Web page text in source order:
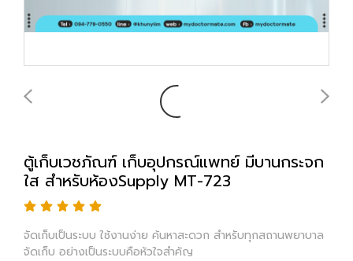
ตู้เก็บเวชภัณฑ์ เก็บอุปกรณ์แพทย์ มีบานกระจก
ใส สำหรับห้องSupply MT-723
จัดเก็บเป็นระบบ ใช้งานง่าย ค้นหาสะดวก สำหรับทุกสถานพยาบาล
จัดเก็บ อย่างเป็นระบบคือหัวใจสำคัญ